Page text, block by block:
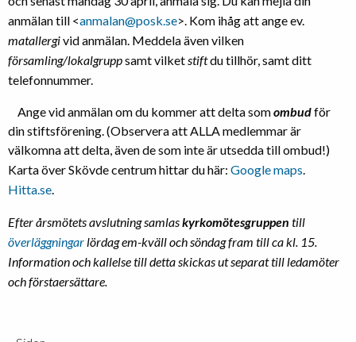
anmälan till <anmalan@posk.se>. Kom ihåg att ange ev.
matallergivid anmälan. Meddela även vilken
församling/lokalgruppsamt vilketstiftdu tillhör, samt ditt
telefonnummer.
Ange vid anmälan om du kommer att delta somombudför
din stiftsförening. (Observera att ALLA medlemmar är
välkomna att delta, även de som inte är utsedda till ombud!)
Karta över Skövde centrum hittar du här: Google maps.
Hitta.se.
Efter årsmötets avslutning samlaskyrkomötesgruppen till
överläggningarlördag em-kväll och söndag fram till ca kl. 15.
Information och kallelse till detta skickas ut separat till ledamöter
och förstaersättare.